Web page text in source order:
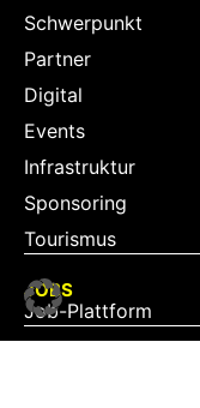
Schwerpunkt
Partner
Digital
Events
Infrastruktur
Sponsoring
Tourismus
JOBS
Job-Plattform